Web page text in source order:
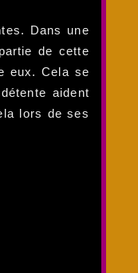
Dans une
de cette
eux. Cela se
aident
lors de ses